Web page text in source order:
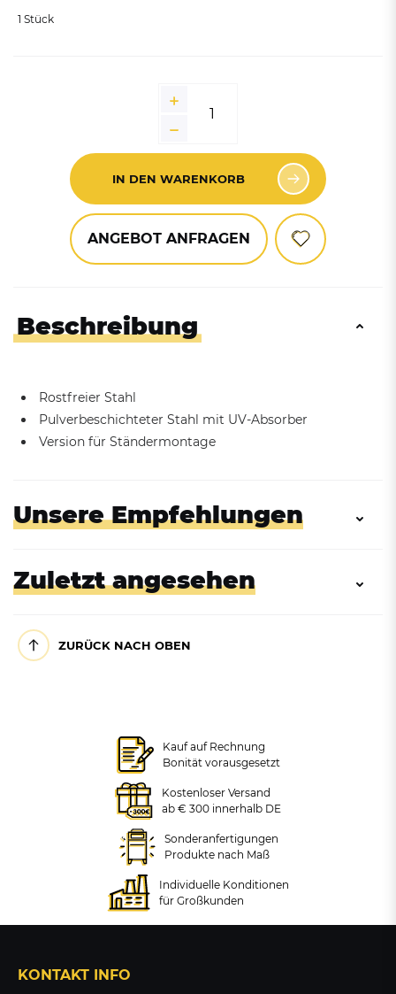
1 Stück
IN DEN WARENKORB
ANGEBOT ANFRAGEN
Beschreibung
Rostfreier Stahl
Pulverbeschichteter Stahl mit UV-Absorber
Version für Ständermontage
Unsere Empfehlungen
Ständermontage, 3L
ZUM PRODUKT
Zuletzt angesehen
Zubehör: Hinweisschild
Zigarettenstummel
66,32 €
ZUM PRODUKT
ZURÜCK NACH OBEN
Kauf auf Rechnung
Bonität vorausgesetzt
Kostenloser Versand
ab € 300 innerhalb DE
Sonderanfertigungen
Produkte nach Maß
Individuelle Konditionen
für Großkunden
KONTAKT INFO